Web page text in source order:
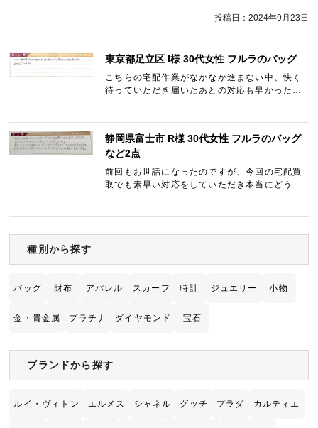
投稿日： 2024年9月23日
東京都足立区 I様 30代女性 フルラのバッグ
こちらの宅配作業がなかなか進まない中、快く
待っていただき届いたあとの対応も早かったで
静岡県富士市 R様 30代女性 フルラのバッグ
など2点
前回もお世話になったのですが、今回の宅配買
取でも素早い対応をしていただき本当にどうも
種別から探す
バッグ 財布 アパレル スカーフ 時計 ジュエリー 小物
金・貴金属 プラチナ ダイヤモンド 宝石
ブランドから探す
ルイ・ヴィトン エルメス シャネル グッチ プラダ カルティエ